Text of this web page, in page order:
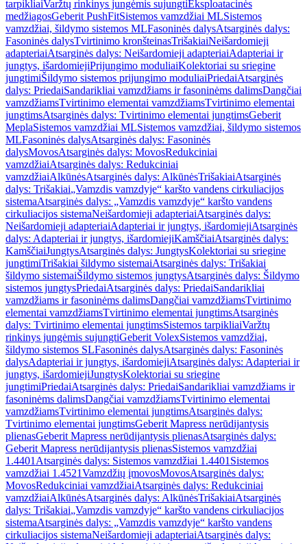
tarpikliaiVaržtų rinkinys jungėmis sujungtiEksploatacinės
medžiagosGeberit PushFitSistemos vamzdžiai MLSistemos
vamzdžiai, šildymo sistemos MLFasoninės dalysAtsarginės dalys:
Fasoninės dalysTvirtinimo kronšteinasTrišakiaiNeišardomieji
adapteriaiAtsarginės dalys: Neišardomieji adapteriaiAdapteriai ir
jungtys, išardomiejiPrijungimo moduliaiKolektoriai su sriegine
jungtimiŠildymo sistemos prijungimo moduliaiPriedaiAtsarginės
dalys: PriedaiSandarikliai vamzdžiams ir fasoninėms dalimsDangčiai
vamzdžiamsTvirtinimo elementai vamzdžiamsTvirtinimo elementai
jungtimsAtsarginės dalys: Tvirtinimo elementai jungtimsGeberit
MeplaSistemos vamzdžiai MLSistemos vamzdžiai, šildymo sistemos
MLFasoninės dalysAtsarginės dalys: Fasoninės
dalysMovosAtsarginės dalys: MovosRedukciniai
vamzdžiaiAtsarginės dalys: Redukciniai
vamzdžiaiAlkūnėsAtsarginės dalys: AlkūnėsTrišakiaiAtsarginės
dalys: Trišakiai„Vamzdis vamzdyje“ karšto vandens cirkuliacijos
sistemaAtsarginės dalys: „Vamzdis vamzdyje“ karšto vandens
cirkuliacijos sistemaNeišardomieji adapteriaiAtsarginės dalys:
Neišardomieji adapteriaiAdapteriai ir jungtys, išardomiejiAtsarginės
dalys: Adapteriai ir jungtys, išardomiejiKamščiaiAtsarginės dalys:
KamščiaiJungtysAtsarginės dalys: JungtysKolektoriai su sriegine
jungtimiTrišakiai šildymo sistemaiAtsarginės dalys: Trišakiai
šildymo sistemaiŠildymo sistemos jungtysAtsarginės dalys: Šildymo
sistemos jungtysPriedaiAtsarginės dalys: PriedaiSandarikliai
vamzdžiams ir fasoninėms dalimsDangčiai vamzdžiamsTvirtinimo
elementai vamzdžiamsTvirtinimo elementai jungtimsAtsarginės
dalys: Tvirtinimo elementai jungtimsSistemos tarpikliaiVaržtų
rinkinys jungėmis sujungtiGeberit VolexSistemos vamzdžiai,
šildymo sistemos SLFasoninės dalysAtsarginės dalys: Fasoninės
dalysAdapteriai ir jungtys, išardomiejiAtsarginės dalys: Adapteriai ir
jungtys, išardomiejiJungtysKolektoriai su sriegine
jungtimiPriedaiAtsarginės dalys: PriedaiSandarikliai vamzdžiams ir
fasoninėms dalimsDangčiai vamzdžiamsTvirtinimo elementai
vamzdžiamsTvirtinimo elementai jungtimsAtsarginės dalys:
Tvirtinimo elementai jungtimsGeberit Mapress nerūdijantysis
plienasGeberit Mapress nerūdijantysis plienasAtsarginės dalys:
Geberit Mapress nerūdijantysis plienasSistemos vamzdžiai
1.4401 Atsarginės dalys: Sistemos vamzdžiai 1.4401 Sistemos
vamzdžiai 1.4521Vamzdžių įmovosMovosAtsarginės dalys:
MovosRedukciniai vamzdžiaiAtsarginės dalys: Redukciniai
vamzdžiaiAlkūnėsAtsarginės dalys: AlkūnėsTrišakiaiAtsarginės
dalys: Trišakiai„Vamzdis vamzdyje“ karšto vandens cirkuliacijos
sistemaAtsarginės dalys: „Vamzdis vamzdyje“ karšto vandens
cirkuliacijos sistemaNeišardomieji adapteriaiAtsarginės dalys: